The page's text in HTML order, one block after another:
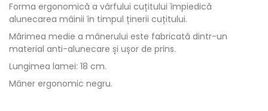
Forma ergonomică a vârfului cuțitului împiedică
alunecarea mâinii în timpul ținerii cuțitului.
Mărimea medie a mânerului este fabricată dintr-un
material anti-alunecare și ușor de prins.
Lungimea lamei: 18 cm.
Mâner ergonomic negru.